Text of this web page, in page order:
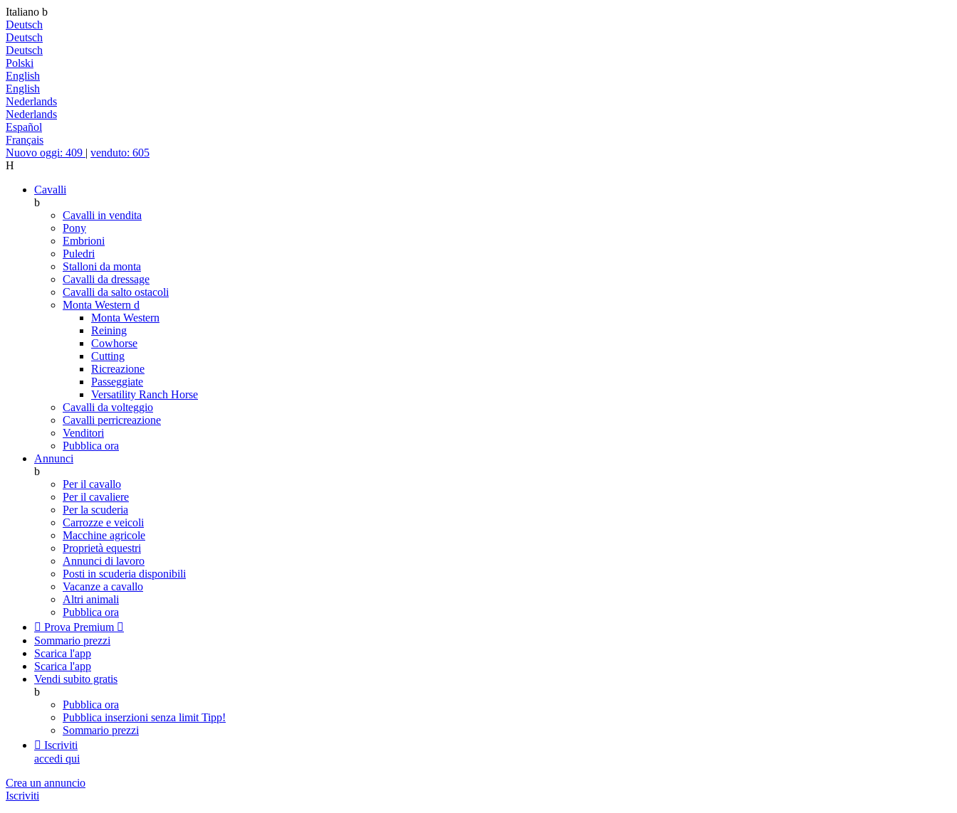
Italiano b
Deutsch
Deutsch
Deutsch
Polski
English
English
Nederlands
Nederlands
Español
Français
Nuovo oggi: 409 | venduto: 605
H
Cavalli
b
Cavalli in vendita
Pony
Embrioni
Puledri
Stalloni da monta
Cavalli da dressage
Cavalli da salto ostacoli
Monta Western d
Monta Western
Reining
Cowhorse
Cutting
Ricreazione
Passeggiate
Versatility Ranch Horse
Cavalli da volteggio
Cavalli perricreazione
Venditori
Pubblica ora
Annunci
b
Per il cavallo
Per il cavaliere
Per la scuderia
Carrozze e veicoli
Macchine agricole
Proprietà equestri
Annunci di lavoro
Posti in scuderia disponibili
Vacanze a cavallo
Altri animali
Pubblica ora
 Prova Premium 
Sommario prezzi
Scarica l'app
Scarica l'app
Vendi subito gratis
b
Pubblica ora
Pubblica inserzioni senza limit Tipp!
Sommario prezzi
 Iscriviti
accedi qui
Crea un annuncio
Iscriviti